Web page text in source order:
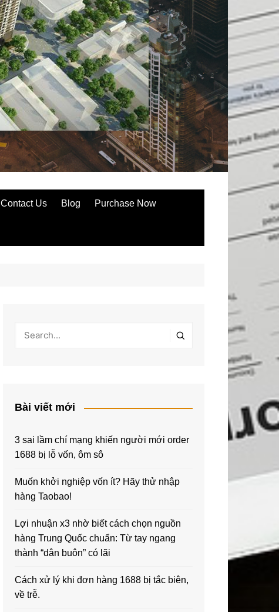
Contact Us Blog Purchase Now
Bài viết mới
3 sai lầm chí mạng khiến người mới order
1688 bị lỗ vốn, ôm sô
Muốn khởi nghiệp vốn ít? Hãy thử nhập
hàng Taobao!
Lợi nhuận x3 nhờ biết cách chọn nguồn
hàng Trung Quốc chuẩn: Từ tay ngang
thành “dân buôn” có lãi
Cách xử lý khi đơn hàng 1688 bị tắc biên,
về trễ.